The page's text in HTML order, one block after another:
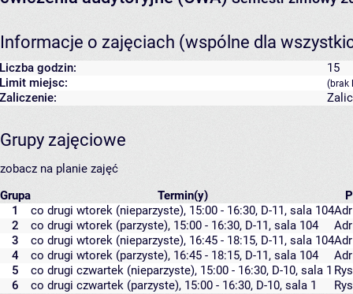
Informacje o zajęciach (wspólne dla
Liczba godzin:
15
Limit miejsc:
(brak
Zaliczenie:
Grupy zajęciowe
zobacz na planie zajęć
Grupa
Termin(y)
1
co drugi wtorek (nieparzyste), 15:00 - 16:30, D-11, sala 104
2
co drugi wtorek (parzyste), 15:00 - 16:30, D-11, sala 104
3
co drugi wtorek (nieparzyste), 16:45 - 18:15, D-11, sala 104
4
co drugi wtorek (parzyste), 16:45 - 18:15, D-11, sala 104
5
co drugi czwartek (nieparzyste), 15:00 - 16:30, D-10, sala 1
6
co drugi czwartek (parzyste), 15:00 - 16:30, D-10, sala 1